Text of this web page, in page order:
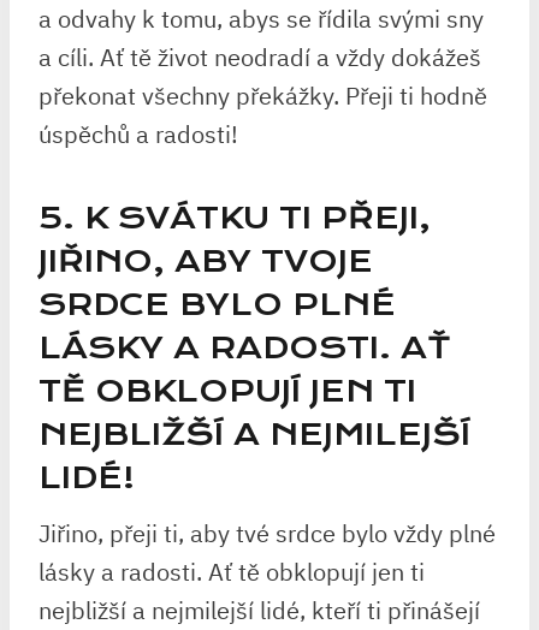
a odvahy k tomu, abys se řídila svými sny
a cíli. Ať tě život neodradí a vždy dokážeš
překonat všechny překážky. Přeji ti hodně
úspěchů a radosti!
5. K SVÁTKU TI PŘEJI,
JIŘINO, ABY TVOJE
SRDCE BYLO PLNÉ
LÁSKY A RADOSTI. AŤ
TĚ OBKLOPUJÍ JEN TI
NEJBLIŽŠÍ A NEJMILEJŠÍ
LIDÉ!
Jiřino, přeji ti, aby tvé srdce bylo vždy plné
lásky a radosti. Ať tě obklopují jen ti
nejbližší a nejmilejší lidé, kteří ti přinášejí